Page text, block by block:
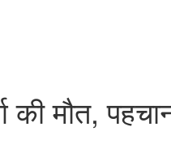
मौत,